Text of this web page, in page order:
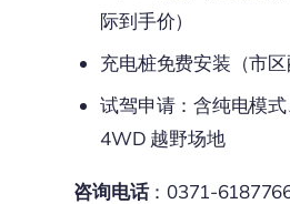
际到手价）
充电桩免费安装（市区
试驾申请：含纯电模式
4WD 越野场地
咨询电话：0371-